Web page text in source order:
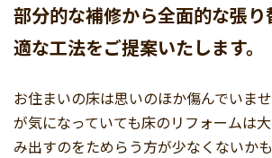
部分的な補修から全面的な張
適な工法をご提案いたします。
お住まいの床は思いのほか傷んでいま
が気になっていても床のリフォームは
み出すのをためらう方が少なくないか